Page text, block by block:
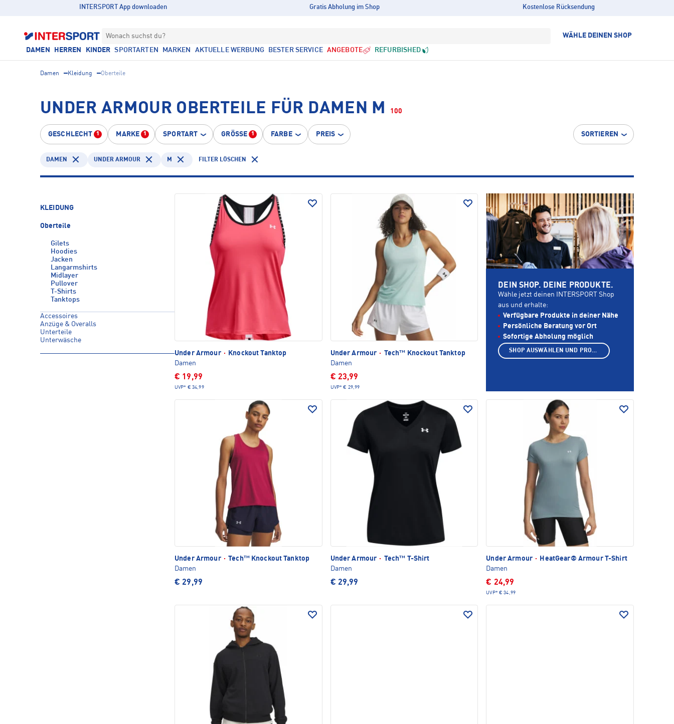
INTERSPORT App downloaden Gratis Abholung im Shop Kostenlose Rücksendung
Wonach suchst du? WÄHLE DEINEN SHOP
DAMEN HERREN KINDER SPORTARTEN MARKEN AKTUELLE WERBUNG BESTER SERVICE ANGEBOTE REFURBISHED
Damen Kleidung Oberteile
UNDER ARMOUR OBERTEILE FÜR DAMEN M 100
GESCHLECHT 1 MARKE 1 SPORTART GRÖSSE 1 FARBE PREIS SORTIEREN
DAMEN UNDER ARMOUR M FILTER LÖSCHEN
KLEIDUNG
Oberteile
Gilets
Hoodies
Jacken
Langarmshirts
Midlayer
Pullover
T-Shirts
Tanktops
Accessoires
Anzüge & Overalls
Unterteile
Unterwäsche
Under Armour ·
Knockout Tanktop
Damen
€ 19,99
UVP* € 34,99
Under Armour · Tech™ Knockout Tanktop
Damen
€ 23,99
UVP* € 29,99
Under Armour · Tech™ Knockout Tanktop
Damen
€ 29,99
Under Armour · Tech™ T-Shirt
Damen
€ 29,99
Under Armour ·
HeatGear® Armour T-Shirt
Damen
€ 24,99
UVP* € 34,99
DEIN SHOP. DEINE PRODUKTE.
Wähle jetzt deinen INTERSPORT Shop
aus und erhalte:
Verfügbare Produkte in deiner Nähe
Persönliche Beratung vor Ort
Sofortige Abholung möglich
SHOP AUSWÄHLEN UND PRODUKTE ANZEIGEN